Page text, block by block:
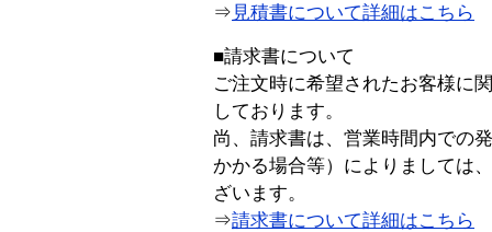
⇒ 見積書について詳細はこちら
■請求書について
ご注文時に希望されたお客様に
しております。
尚、請求書は、営業時間内での
かかる場合等）によりましては
ざいます。
⇒請求書について詳細はこちら